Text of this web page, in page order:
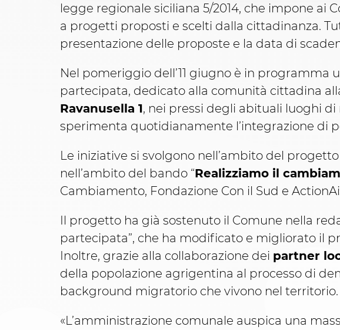
legge regionale siciliana 5/2014, che impone
a progetti proposti e scelti dalla cittadinanza.
presentazione delle proposte e la data di
Nel pomeriggio dell’11 giugno è in
partecipata, dedicato alla comunità cittadina
Ravanusella 1, nei pressi degli abituali luoghi
sperimenta quotidianamente l’integrazione di
Le iniziative si svolgono nell’ambito del progetto
nell’ambito del bando “Realizziamo il
Cambiamento, Fondazione Con il Sud e
Il progetto ha già sostenuto il Comune nella
partecipata”, che ha modificato e migliorato il
Inoltre, grazie alla collaborazione dei partner
della popolazione agrigentina al processo di
background migratorio che vivono nel territorio.
«L’amministrazione comunale auspica una